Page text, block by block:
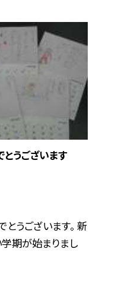
とうございます
うございます。 新
学期が始まりまし